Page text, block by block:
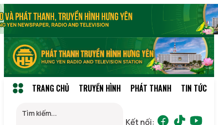
TRANG CHỦ TRUYỀN HÌNH PHÁT THANH TIN TỨC
Kết nối: